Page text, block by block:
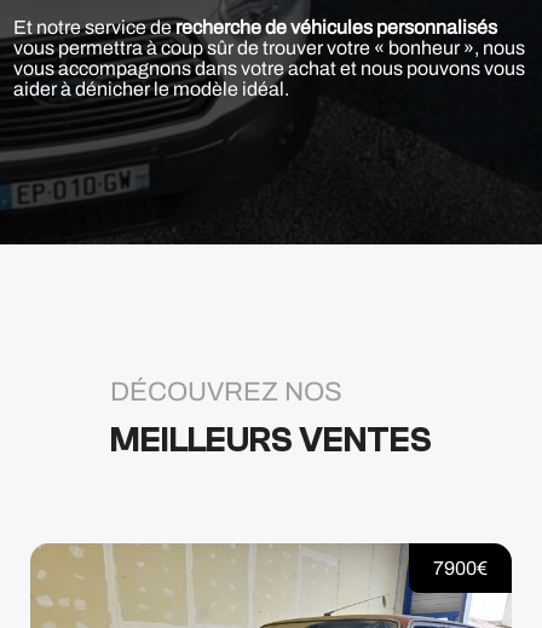
Et notre service derecherche de véhicules personnalisés
vous permettra à coup sûr de trouver votre « bonheur », nous
vous accompagnons dans votre achat et nous pouvons vous
aider à dénicher le modèle idéal.
DÉCOUVREZ NOS
MEILLEURS VENTES
13500€